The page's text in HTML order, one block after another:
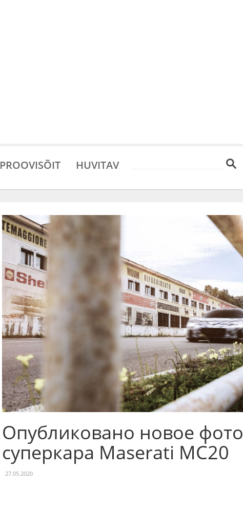
PROOVISÕIT HUVITAV
Опубликовано новое фото
суперкара Maserati MC20
27.05.2020